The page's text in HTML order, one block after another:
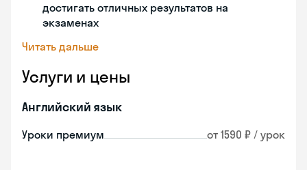
достигать отличных результатов на
экзаменах
Читать дальше
Услуги и цены
Английский язык
Уроки премиум от 1590 ₽ / урок